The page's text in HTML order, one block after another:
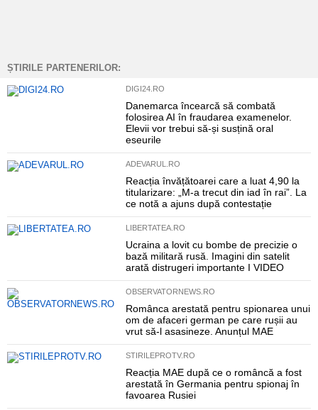
ȘTIRILE PARTENERILOR:
DIGI24.RO
Danemarca încearcă să combată
folosirea AI în fraudarea examenelor.
Elevii vor trebui să-și susțină oral
eseurile
ADEVARUL.RO
Reacția învățătoarei care a luat 4,90 la
titularizare: „M-a trecut din iad în rai”. La
ce notă a ajuns după contestație
LIBERTATEA.RO
Ucraina a lovit cu bombe de precizie o
bază militară rusă. Imagini din satelit
arată distrugeri importante I VIDEO
OBSERVATORNEWS.RO
Românca arestată pentru spionarea unui
om de afaceri german pe care rușii au
vrut să-l asasineze. Anunțul MAE
STIRILEPROTV.RO
Reacția MAE după ce o româncă a fost
arestată în Germania pentru spionaj în
favoarea Rusiei